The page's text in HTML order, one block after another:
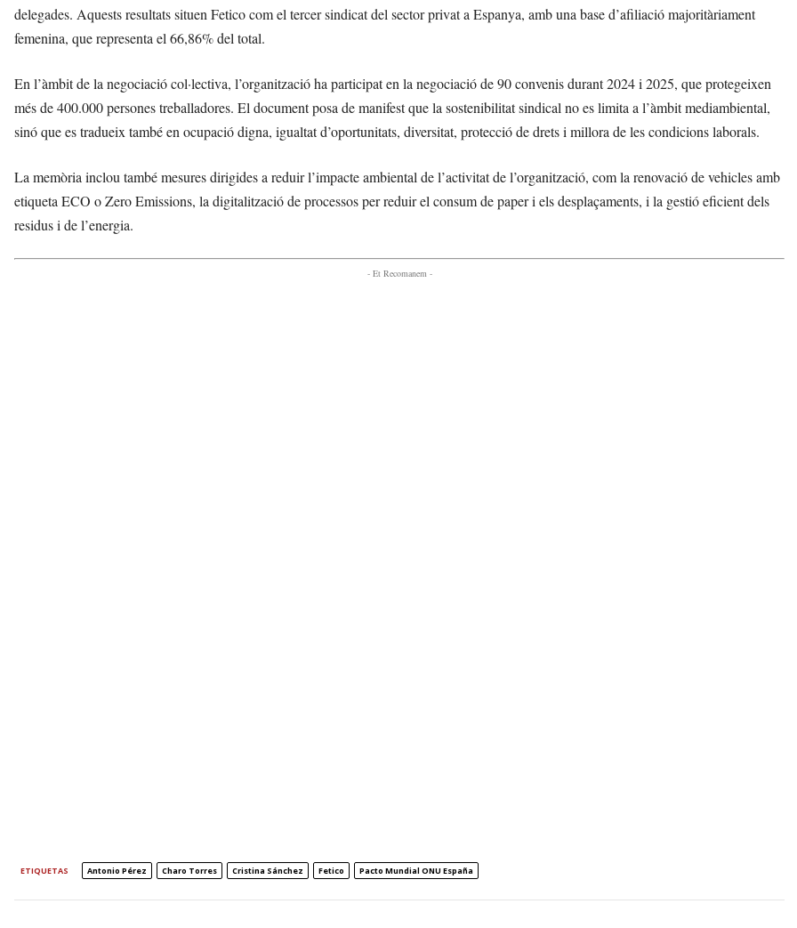
delegades. Aquests resultats situen Fetico com el tercer sindicat del sector privat a Espanya, amb una base d’afiliació majoritàriament
femenina, que representa el 66,86% del total.
En l’àmbit de la negociació col·lectiva, l’organització ha participat en la negociació de 90 convenis durant 2024 i 2025, que protegeixen
més de 400.000 persones treballadores. El document posa de manifest que la sostenibilitat sindical no es limita a l’àmbit mediambiental,
sinó que es tradueix també en ocupació digna, igualtat d’oportunitats, diversitat, protecció de drets i millora de les condicions laborals.
La memòria inclou també mesures dirigides a reduir l’impacte ambiental de l’activitat de l’organització, com la renovació de vehicles amb
etiqueta ECO o Zero Emissions, la digitalització de processos per reduir el consum de paper i els desplaçaments, i la gestió eficient dels
residus i de l’energia.
- Et Recomanem -
ETIQUETAS Antonio Pérez Charo Torres Cristina Sánchez Fetico Pacto Mundial ONU España